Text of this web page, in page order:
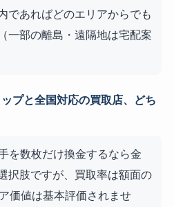
であればどのエリアからでも
一部の離島・遠隔地は宅配案
プと全国対応の買取店、どち
を数枚だけ換金するなら金
択肢ですが、買取率は額面の
価値は基本評価されませ